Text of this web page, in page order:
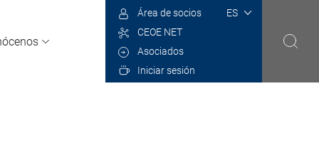
Select
Área de socios
CEOE NET
Asociados
Iniciar sesión